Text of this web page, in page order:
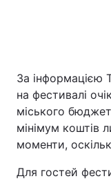
За інформацією
на фестивалі
міського
мінімум коштів
моменти,
Для гостей